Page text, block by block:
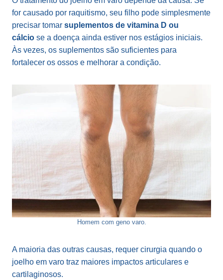
for causado por raquitismo, seu filho pode simplesmente
precisar tomar suplementos de vitamina D ou
cálcio se a doença ainda estiver nos estágios iniciais.
Às vezes, os suplementos são suficientes para
fortalecer os ossos e melhorar a condição.
Homem com geno varo.
A maioria das outras causas, requer cirurgia quando o
joelho em varo traz maiores impactos articulares e
cartilaginosos.